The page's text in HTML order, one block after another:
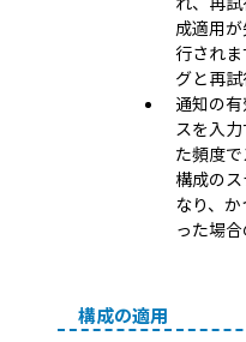
成適用
行され
グと再試
通知の
スを入
た頻度
構成の
なり、
った場合
構成の適用